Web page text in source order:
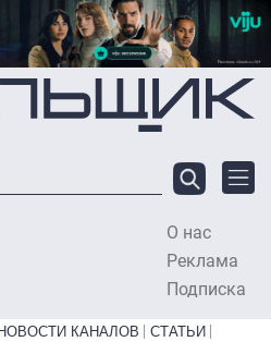
О нас
Реклама
Подписка
НОВОСТИ КАНАЛОВ
СТАТЬИ